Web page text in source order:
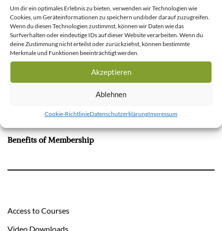
Um dir ein optimales Erlebnis zu bieten, verwenden wir Technologien wie
Cookies, um Geräteinformationen zu speichern und/oder darauf zuzugreifen.
Wenn du diesen Technologien zustimmst, können wir Daten wie das
Surfverhalten oder eindeutige IDs auf dieser Website verarbeiten. Wenn du
deine Zustimmung nicht erteilst oder zurückziehst, können bestimmte
Merkmale und Funktionen beeinträchtigt werden.
Akzeptieren
Ablehnen
Cookie-RichtlinieDatenschutzerklärungImpressum
für meinen nächsten Kommentar speichern.
Benefits of Membership
Access to Courses
Video Downloads